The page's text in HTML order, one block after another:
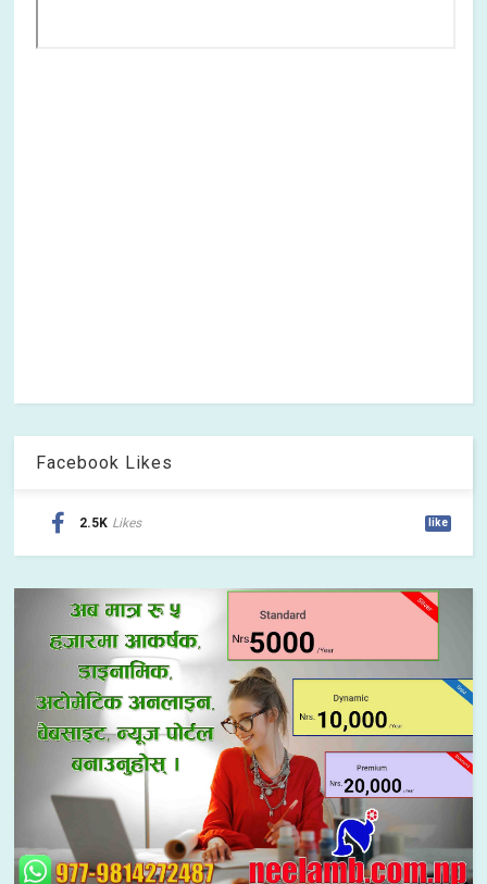
Facebook Likes
2.5K Likes like